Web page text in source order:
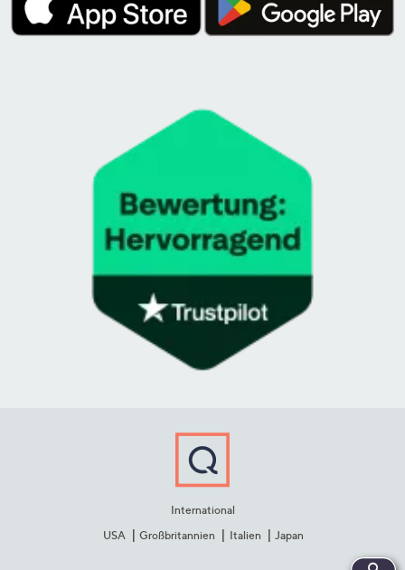
International
USA
Großbritannien Italien Japan